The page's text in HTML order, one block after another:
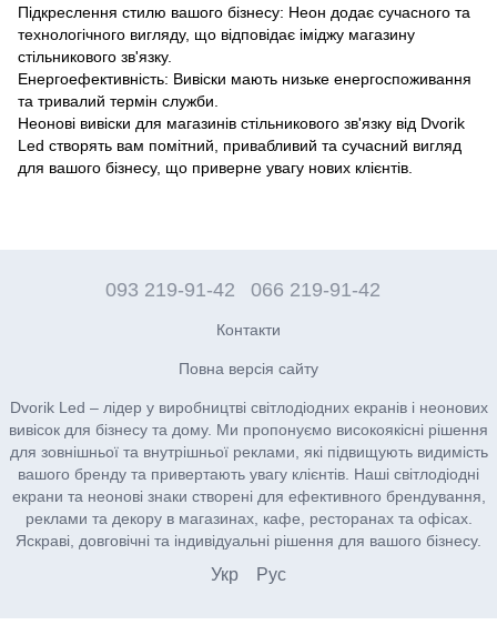
Підкреслення стилю вашого бізнесу: Неон додає сучасного та
технологічного вигляду, що відповідає іміджу магазину
стільникового зв'язку.
Енергоефективність: Вивіски мають низьке енергоспоживання
та тривалий термін служби.
Неонові вивіски для магазинів стільникового зв'язку від Dvorik
Led створять вам помітний, привабливий та сучасний вигляд
для вашого бізнесу, що приверне увагу нових клієнтів.
093 219-91-42 066 219-91-42
Контакти
Повна версія сайту
Dvorik Led – лідер у виробництві світлодіодних екранів і неонових
вивісок для бізнесу та дому. Ми пропонуємо високоякісні рішення
для зовнішньої та внутрішньої реклами, які підвищують видимість
вашого бренду та привертають увагу клієнтів. Наші світлодіодні
екрани та неонові знаки створені для ефективного брендування,
реклами та декору в магазинах, кафе, ресторанах та офісах.
Яскраві, довговічні та індивідуальні рішення для вашого бізнесу.
Укр Рус